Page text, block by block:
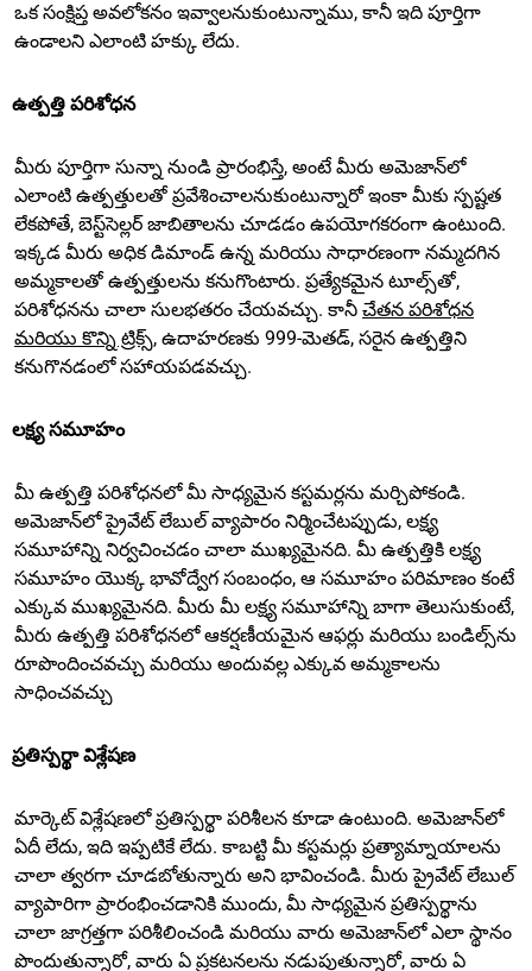
ఒక సంక్షిప్త అవలోకనం ఇవ్వాలనుకుంటున్నాము, కానీ ఇది పూర్తిగా
ఉండాలని ఎలాంటి హక్కు లేదు.
ఉత్పత్తి పరిశోధన
మీరు పూర్తిగా సున్నా నుండి ప్రారంభిస్తే, అంటే మీరు అమెజాన్‌లో
ఎలాంటి ఉత్పత్తులతో ప్రవేశించాలనుకుంటున్నారో ఇంకా మీకు స్పష్టత
లేకపోతే, బెస్ట్‌సెల్లర్ జాబితాలను చూడడం ఉపయోగకరంగా ఉంటుంది.
ఇక్కడ మీరు అధిక డిమాండ్ ఉన్న మరియు సాధారణంగా నమ్మదగిన
అమ్మకాలతో ఉత్పత్తులను కనుగొంటారు. ప్రత్యేకమైన టూల్స్‌తో,
పరిశోధనను చాలా సులభతరం చేయవచ్చు. కానీ చేతన పరిశోధన
మరియు కొన్ని ట్రిక్స్, ఉదాహరణకు 999-మెతడ్, సరైన ఉత్పత్తిని
కనుగొనడంలో సహాయపడవచ్చు.
లక్ష్య సమూహం
మీ ఉత్పత్తి పరిశోధనలో మీ సాధ్యమైన కస్టమర్లను మర్చిపోకండి.
అమెజాన్‌లో ప్రైవేట్ లేబుల్ వ్యాపారం నిర్మించేటప్పుడు, లక్ష్య
సమూహాన్ని నిర్వచించడం చాలా ముఖ్యమైనది. మీ ఉత్పత్తికి లక్ష్య
సమూహం యొక్క భావోద్వేగ సంబంధం, ఆ సమూహం పరిమాణం కంటే
ఎక్కువ ముఖ్యమైనది. మీరు మీ లక్ష్య సమూహాన్ని బాగా తెలుసుకుంటే,
మీరు ఉత్పత్తి పరిశోధనలో ఆకర్షణీయమైన ఆఫర్లు మరియు బండిల్స్‌ను
రూపొందించవచ్చు మరియు అందువల్ల ఎక్కువ అమ్మకాలను
సాధించవచ్చు
ప్రతిస్పర్థా విశ్లేషణ
మార్కెట్ విశ్లేషణలో ప్రతిస్పర్థా పరిశీలన కూడా ఉంటుంది. అమెజాన్‌లో
ఏదీ లేదు, ఇది ఇప్పటికే లేదు. కాబట్టి మీ కస్టమర్లు ప్రత్యామ్నాయాలను
చాలా త్వరగా చూడబోతున్నారు అని భావించండి. మీరు ప్రైవేట్ లేబుల్
వ్యాపారిగా ప్రారంభించడానికి ముందు, మీ సాధ్యమైన ప్రతిస్పర్థాను
చాలా జాగ్రత్తగా పరిశీలించండి మరియు వారు అమెజాన్‌లో ఎలా స్థానం
పొందుతున్నారో, వారు ఏ ప్రకటనలను నడుపుతున్నారో, వారు ఏ